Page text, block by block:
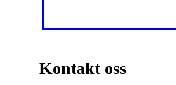
Kontakt oss